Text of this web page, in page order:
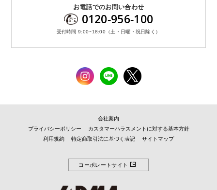
お電話でのお問い合わせ
0120-956-100
受付時間 9:00~18:00（土・日曜・祝日除く）
会社案内
プライバシーポリシー
カスタマーハラスメントに対する基本方針
利用規約
特定商取引法に基づく表記 サイトマップ
コーポレートサイト